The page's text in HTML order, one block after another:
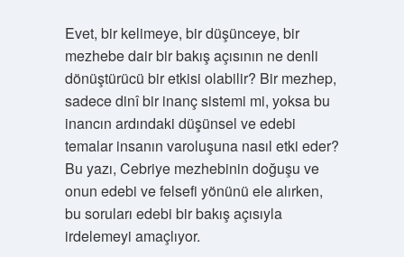
Evet, bir kelimeye, bir düşünceye, bir
mezhebe dair bir bakış açısının ne denli
dönüştürücü bir etkisi olabilir? Bir mezhep,
sadece dinî bir inanç sistemi mi, yoksa bu
inancın ardındaki düşünsel ve edebi
temalar insanın varoluşuna nasıl etki eder?
Bu yazı, Cebriye mezhebinin doğuşu ve
onun edebi ve felsefi yönünü ele alırken,
bu soruları edebi bir bakış açısıyla
irdelemeyi amaçlıyor.